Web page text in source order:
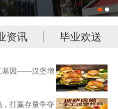
资讯 毕业欢送
基因——汉堡增
打赢存量争夺